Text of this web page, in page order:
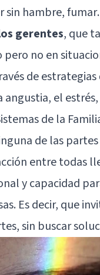
sin hambre,
gerentes, que
no en
de
angustia, el
de la
de las
entre todas
y capacidad
Es decir, que
sin buscar